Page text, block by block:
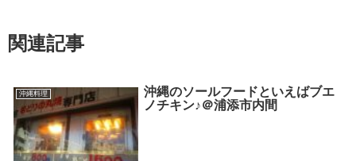
関連記事
沖縄料理
沖縄のソールフードといえばブエ
ノチキン♪＠浦添市内間